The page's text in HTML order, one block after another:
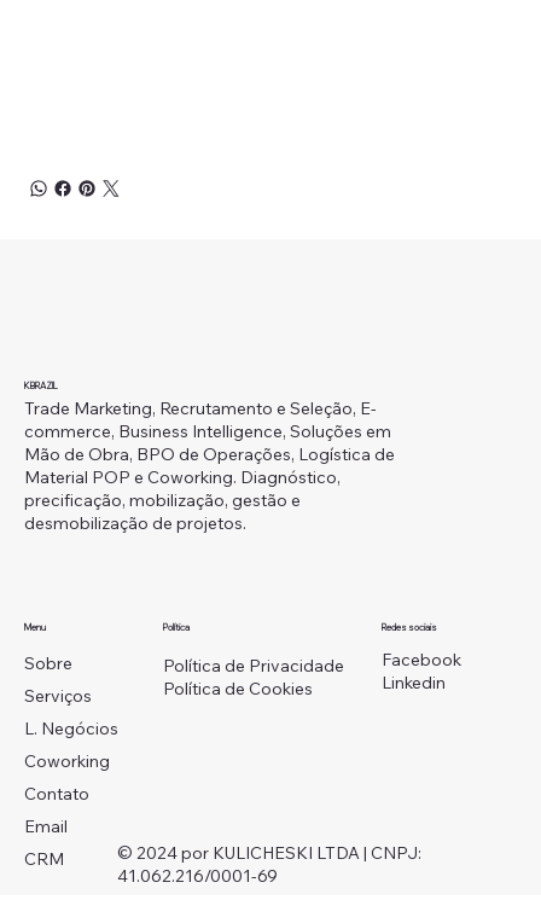
Trade Marketing, Recrutamento e Seleção, E-
commerce, Business Intelligence, Soluções em
Mão de Obra, BPO de Operações, Logística de
Material POP e Coworking. Diagnóstico,
precificação, mobilização, gestão e
desmobilização de projetos.
KBRAZIL
Facebook
Linkedin
Redes sociais
Política de Privacidade
Política de Cookies
Política
Sobre
Serviços
L. Negócios
Coworking
Contato
Email
CRM
Menu
© 2024 por KULICHESKI LTDA | CNPJ:
41.062.216/0001-69